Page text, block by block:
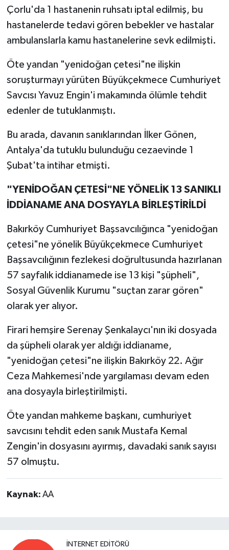
Çorlu'da 1 hastanenin ruhsatı iptal edilmiş, bu
hastanelerde tedavi gören bebekler ve hastalar
ambulanslarla kamu hastanelerine sevk edilmişti.
Öte yandan "yenidoğan çetesi"ne ilişkin
soruşturmayı yürüten Büyükçekmece Cumhuriyet
Savcısı Yavuz Engin'i makamında ölümle tehdit
edenler de tutuklanmıştı.
Bu arada, davanın sanıklarından İlker Gönen,
Antalya'da tutuklu bulunduğu cezaevinde 1
Şubat'ta intihar etmişti.
"YENİDOĞAN ÇETESİ"NE YÖNELİK 13 SANIKLI
İDDİANAME ANA DOSYAYLA BİRLEŞTİRİLDİ
Bakırköy Cumhuriyet Başsavcılığınca "yenidoğan
çetesi"ne yönelik Büyükçekmece Cumhuriyet
Başsavcılığının fezlekesi doğrultusunda hazırlanan
57 sayfalık iddianamede ise 13 kişi "şüpheli",
Sosyal Güvenlik Kurumu "suçtan zarar gören"
olarak yer alıyor.
Firari hemşire Serenay Şenkalaycı'nın iki dosyada
da şüpheli olarak yer aldığı iddianame,
"yenidoğan çetesi"ne ilişkin Bakırköy 22. Ağır
Ceza Mahkemesi'nde yargılaması devam eden
ana dosyayla birleştirilmişti.
Öte yandan mahkeme başkanı, cumhuriyet
savcısını tehdit eden sanık Mustafa Kemal
Zengin'in dosyasını ayırmış, davadaki sanık sayısı
57 olmuştu.
Kaynak: AA
İNTERNET EDITÖRÜ